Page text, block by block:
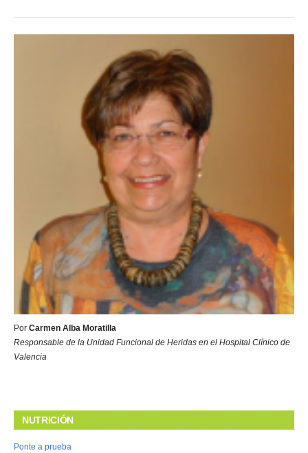
Por Carmen Alba Moratilla
Responsable de la Unidad Funcional de Heridas en el Hospital Clínico de
Valencia
NUTRICIÓN
Ponte a prueba